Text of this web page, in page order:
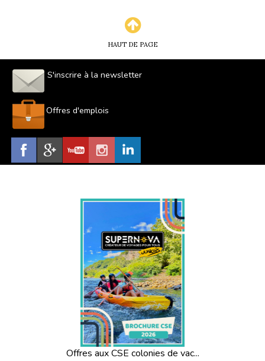
HAUT DE PAGE
S'inscrire à la newsletter
Offres d'emplois
Offres aux CSE colonies de vac...